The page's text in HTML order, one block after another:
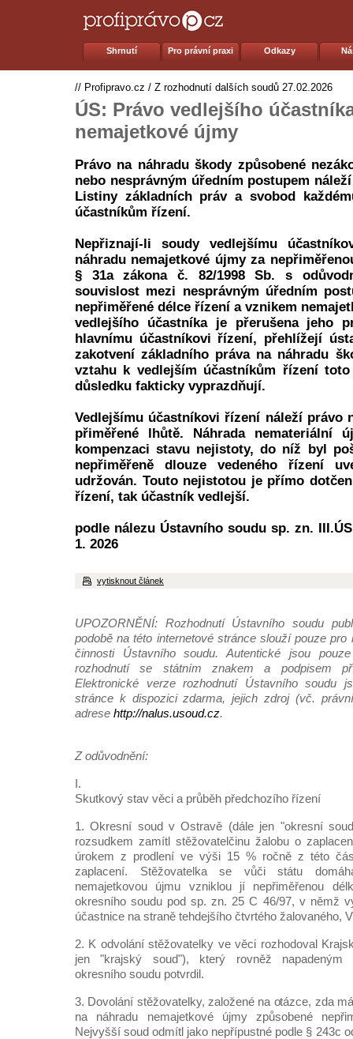
Shrnutí Pro právní praxi Odkazy
// Profipravo.cz / Z rozhodnutí dalších soudů 27.02.2026
ÚS: Právo vedlejšího
nemajetkové újmy
Právo na náhradu škody způsobené
nebo nesprávným úředním postupem
Listiny základních práv a svobod
účastníkům řízení.
Nepřiznají-li soudy vedlejšímu
náhradu nemajetkové újmy za
§ 31a zákona č. 82/1998 Sb. s
souvislost mezi nesprávným úředním
nepřiměřené délce řízení a vznikem
vedlejšího účastníka je přerušena jeho
hlavnímu účastníkovi řízení, přehlížejí
zakotvení základního práva na náhradu
vztahu k vedlejším účastníkům řízení
důsledku fakticky vyprazdňují.
Vedlejšímu účastníkovi řízení náleží právo
přiměřené lhůtě. Náhrada nemateriální
kompenzaci stavu nejistoty, do níž byl
nepřiměřeně dlouze vedeného řízení
udržován. Touto nejistotou je přímo
řízení, tak účastník vedlejší.
podle nálezu Ústavního soudu sp. zn.
1. 2026
vytisknout článek
UPOZORNĚNÍ: Rozhodnutí Ústavního soudu
podobě na této internetové stránce slouží pouze
činnosti Ústavního soudu. Autentické jsou
rozhodnutí se státním znakem a podpisem
Elektronické verze rozhodnutí Ústavního soudu
stránce k dispozici zdarma, jejich zdroj (vč.
adrese http://nalus.usoud.cz.
Z odůvodnění:
I.
Skutkový stav věci a průběh předchozího řízení
1. Okresní soud v Ostravě (dále jen "okresní
rozsudkem zamítl stěžovatelčinu žalobu o
úrokem z prodlení ve výši 15 % ročně z této
zaplacení. Stěžovatelka se vůči státu
nemajetkovou újmu vzniklou jí nepřiměřenou
okresního soudu pod sp. zn. 25 C 46/97, v němž
účastnice na straně tehdejšího čtvrtého žalovaného,
2. K odvolání stěžovatelky ve věci rozhodoval
jen "krajský soud"), který rovněž napadeným
okresního soudu potvrdil.
3. Dovolání stěžovatelky, založené na otázce, zda
na náhradu nemajetkové újmy způsobené
Nejvyšší soud odmítl jako nepřípustné podle § 243c